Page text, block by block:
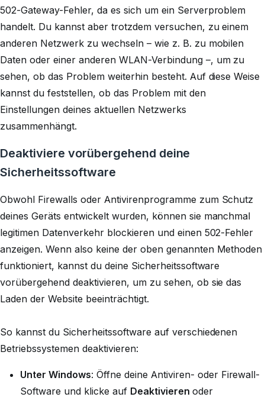
502-Gateway-Fehler, da es sich um ein Serverproblem
handelt. Du kannst aber trotzdem versuchen, zu einem
anderen Netzwerk zu wechseln – wie z. B. zu mobilen
Daten oder einer anderen WLAN-Verbindung –, um zu
sehen, ob das Problem weiterhin besteht. Auf diese Weise
kannst du feststellen, ob das Problem mit den
Einstellungen deines aktuellen Netzwerks
zusammenhängt.
Deaktiviere vorübergehend deine
Sicherheitssoftware
Obwohl Firewalls oder Antivirenprogramme zum Schutz
deines Geräts entwickelt wurden, können sie manchmal
legitimen Datenverkehr blockieren und einen 502-Fehler
anzeigen. Wenn also keine der oben genannten Methoden
funktioniert, kannst du deine Sicherheitssoftware
vorübergehend deaktivieren, um zu sehen, ob sie das
Laden der Website beeinträchtigt.
So kannst du Sicherheitssoftware auf verschiedenen
Betriebssystemen deaktivieren:
Unter Windows: Öffne deine Antiviren- oder Firewall-
Software und klicke auf Deaktivieren oder